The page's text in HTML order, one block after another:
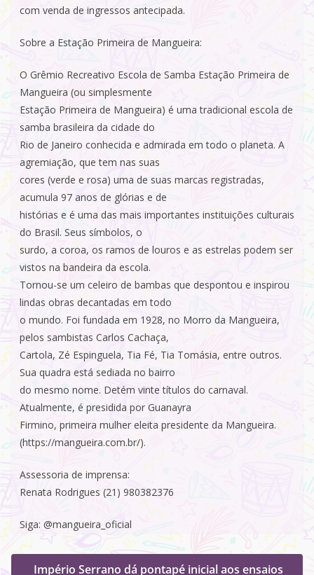
com venda de ingressos antecipada.
Sobre a Estação Primeira de Mangueira:
O Grêmio Recreativo Escola de Samba Estação Primeira de
Mangueira (ou simplesmente
Estação Primeira de Mangueira) é uma tradicional escola de
samba brasileira da cidade do
Rio de Janeiro conhecida e admirada em todo o planeta. A
agremiação, que tem nas suas
cores (verde e rosa) uma de suas marcas registradas,
acumula 97 anos de glórias e de
histórias e é uma das mais importantes instituições culturais
do Brasil. Seus símbolos, o
surdo, a coroa, os ramos de louros e as estrelas podem ser
vistos na bandeira da escola.
Tornou-se um celeiro de bambas que despontou e inspirou
lindas obras decantadas em todo
o mundo. Foi fundada em 1928, no Morro da Mangueira,
pelos sambistas Carlos Cachaça,
Cartola, Zé Espinguela, Tia Fé, Tia Tomásia, entre outros.
Sua quadra está sediada no bairro
do mesmo nome. Detém vinte títulos do carnaval.
Atualmente, é presidida por Guanayra
Firmino, primeira mulher eleita presidente da Mangueira.
(https://mangueira.com.br/).
Assessoria de imprensa:
Renata Rodrigues (21) 980382376
Siga: @mangueira_oficial
Império Serrano dá pontapé inicial aos ensaios